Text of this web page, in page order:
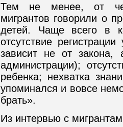
Тем не менее, от
мигрантов говорили о
детей. Чаще всего в
отсутствие
зависит не от закона,
администрации);
ребенка; нехватка
упоминался и вовсе
брать».
Из интервью с